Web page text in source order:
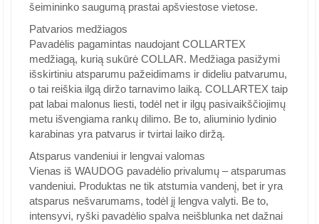
šeimininko saugumą prastai apšviestose vietose.
Patvarios medžiagos
Pavadėlis pagamintas naudojant COLLARTEX
medžiagą, kurią sukūrė COLLAR. Medžiaga pasižymi
išskirtiniu atsparumu pažeidimams ir dideliu patvarumu,
o tai reiškia ilgą diržo tarnavimo laiką. COLLARTEX taip
pat labai malonus liesti, todėl net ir ilgų pasivaikščiojimų
metu išvengiama rankų dilimo. Be to, aliuminio lydinio
karabinas yra patvarus ir tvirtai laiko diržą.
Atsparus vandeniui ir lengvai valomas
Vienas iš WAUDOG pavadėlio privalumų – atsparumas
vandeniui. Produktas ne tik atstumia vandenį, bet ir yra
atsparus nešvarumams, todėl jį lengva valyti. Be to,
intensyvi, ryški pavadėlio spalva neišblunka net dažnai